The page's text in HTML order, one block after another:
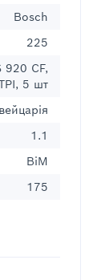
Bosch
225
920 CF,
5 шт
1.1
BiM
175